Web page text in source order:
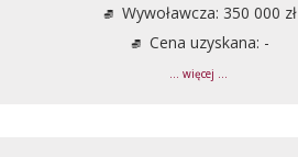
Wywoławcza: 350 000 zł
Cena uzyskana: -
... więcej ...